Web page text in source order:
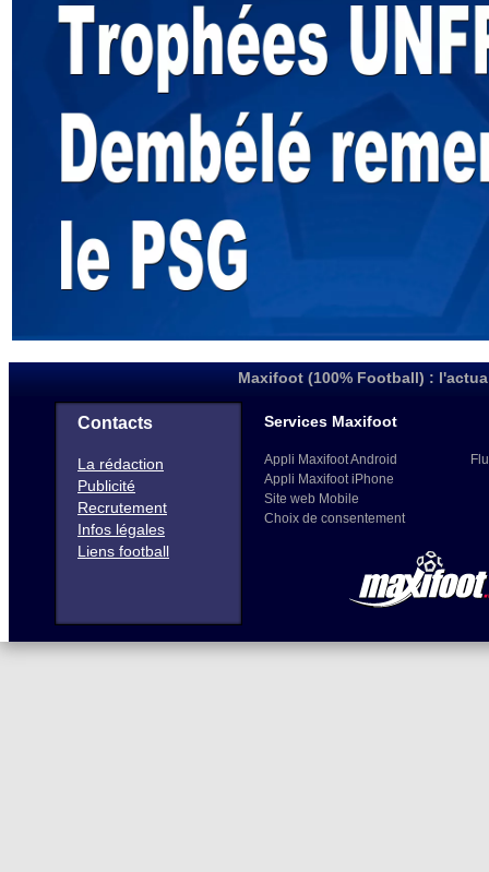
Maxifoot (100% Football) :
Contacts
La rédaction
Publicité
Recrutement
Infos légales
Liens football
Services Maxifoot
Appli Maxifoot Android
Appli Maxifoot iPhone
Site web Mobile
Choix de consentement